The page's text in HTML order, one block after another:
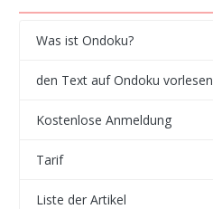
Was ist Ondoku?
den Text auf Ondoku vorlesen
Kostenlose Anmeldung
Tarif
Liste der Artikel